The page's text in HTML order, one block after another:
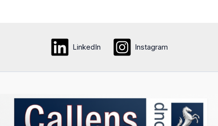
options
être
sur
page
être
page
LinkedIn Instagram